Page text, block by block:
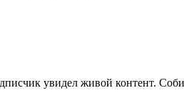
увидел живой контент.